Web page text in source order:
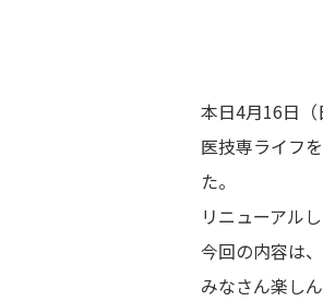
本日4月16日（
医技専ライフを
た。
リニューアル
今回の内容は
みなさん楽し